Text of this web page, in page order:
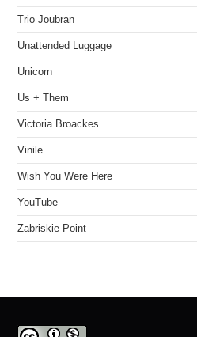
Trio Joubran
Unattended Luggage
Unicorn
Us + Them
Victoria Broackes
Vinile
Wish You Were Here
YouTube
Zabriskie Point